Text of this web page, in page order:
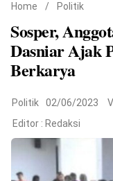
©
Copyright
2026
Sulselpasti.com
.
Reserved
Home / Politik
Sosper,
Dasniar Ajak
Berkarya
Politik 02/06/2023
Editor : Redaksi